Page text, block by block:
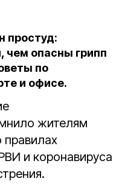
простуд:
чем опасны грипп
по
и офисе.
жителям
правилах
и коронавируса